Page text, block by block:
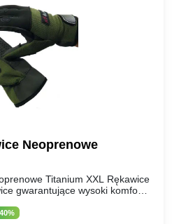
Neoprenowe
Titanium XXL Rękawice
gwarantujące wysoki komfort
którą wyściełane…